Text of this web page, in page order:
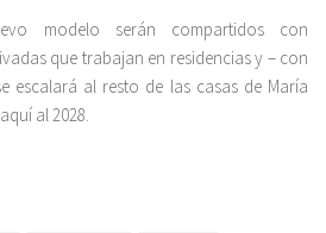
modelo serán compartidos con
que trabajan en residencias y – con
escalará al resto de las casas de María
al 2028.